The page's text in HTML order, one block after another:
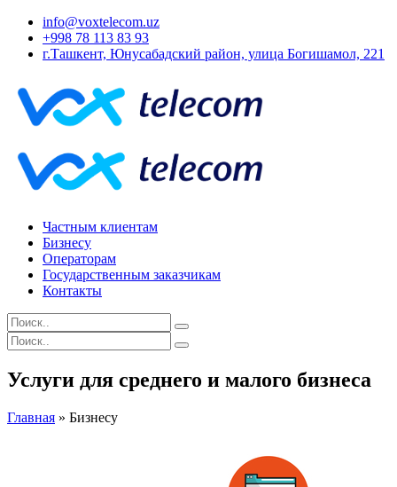
info@voxtelecom.uz
+998 78 113 83 93
г.Ташкент, Юнусабадский район, улица Богишамол, 221
Частным клиентам
Бизнесу
Операторам
Государственным заказчикам
Контакты
Услуги для среднего и малого бизнеса
Главная » Бизнесу